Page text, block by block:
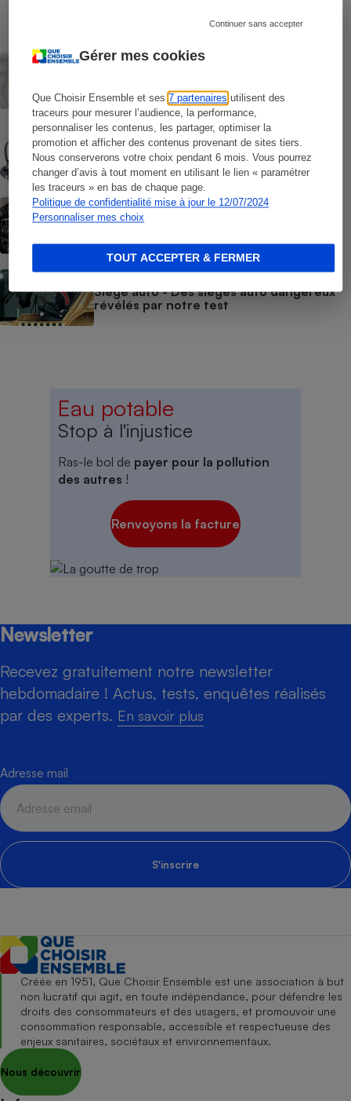
Gérer mes cookies
Que Choisir Ensemble et ses7 partenaires utilisent des
traceurs pour mesurer l’audience, la performance,
personnaliser les contenus, les partager, optimiser la
promotion et afficher des contenus provenant de sites tiers.
Nous conserverons votre choix pendant 6 mois. Vous pourrez
changer d’avis à tout moment en utilisant le lien « paramétrer
les traceurs » en bas de chaque page.
Politique de confidentialité mise à jour le 12/07/2024
Personnaliser mes choix
Continuer sans accepter
TOUT ACCEPTER & FERMER
ACTUALITÉ
COMMENT NOUS TESTONS
Sièges auto - Le protocole
ACTUALITÉ
Pneus - Vers des pneus plus verts… et un
ACTUALITÉ
Siège auto - Des sièges auto dangereux
révélés par notre test
Eau potable
Stop à l'injustice
Ras-le bol de payer pour la pollution
des autres !
Renvoyons la facture
Newsletter
Recevez gratuitement notre newsletter
hebdomadaire ! Actus, tests, enquêtes réalisés
par des experts. En savoir plus
Adresse mail
S'inscrire
Créée en 1951, Que Choisir Ensemble est une association à but
non lucratif qui agit, en toute indépendance, pour défendre les
droits des consommateurs et des usagers, et promouvoir une
consommation responsable, accessible et respectueuse des
enjeux sanitaires, sociétaux et environnementaux.
Nous découvrir